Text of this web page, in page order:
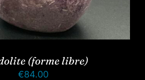
(forme libre)
€84.00